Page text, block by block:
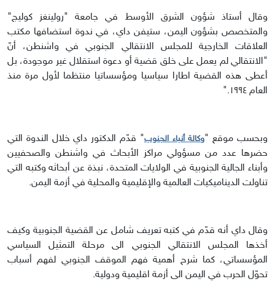
وقال أستاذ شؤون الشرق الأوسط في جامعة "رولينغز كوليج"
والمتخصص بشؤون اليمن، ستيفن داي، في ندوة استضافها مكتب
العلاقات الخارجية للمجلس الانتقالي الجنوبي في واشنطن، أنّ
"الانتقالي لم يعمل على خلق قضية أو دعوة استقلال غير موجودة، بل
أعطى هذه القضية اطارا سياسيا ومؤسساتيا منتظما لأول مرة منذ
العام ١٩٩٤."
وبحسب موقع "وكالة أنباء الجنوب" قدّم الدكتور داي خلال الندوة التي
حضرها عدد من مسؤولي مراكز الأبحاث في واشنطن والصحفيين
وأبناء الجالية الجنوبية في الولايات المتحدة، نبذة عن أبحاثه وكتبه التي
تناولت الديناميكيات العالمية والإقليمية والمحلية في أزمة اليمن.
وقال داي أنه قدّم في كتبه تعريف شامل عن القضية الجنوبية وكيف
أخذها المجلس الانتقالي الجنوبي الى مرحلة التمثيل السياسي
المؤسساتي، كما شرح أهمية فهم الموقف الجنوبي لفهم أسباب
تحوّل الحرب في اليمن الى أزمة اقليمية ودولية.